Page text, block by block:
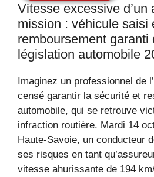
Vitesse excessive d’un
mission : véhicule saisi
remboursement garanti
législation automobile
Imaginez un professionnel de
censé garantir la sécurité et
automobile, qui se retrouve
infraction routière. Mardi 14
Haute-Savoie, un conducteur
ses risques en tant
vitesse ahurissante de 194